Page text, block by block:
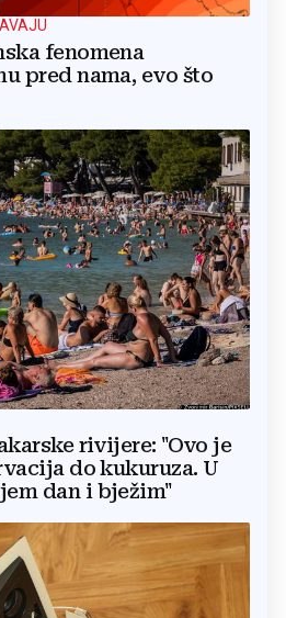
fenomena
pred nama, evo što
rivijere: "Ovo je
do kukuruza. U
dan i bježim"